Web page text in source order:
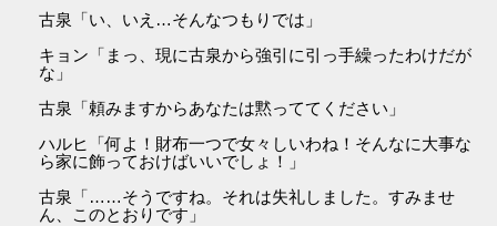
古泉「い、いえ…そんなつもりでは」
キョン「まっ、現に古泉から強引に引っ手繰ったわけだが
な」
古泉「頼みますからあなたは黙っててください」
ハルヒ「何よ！財布一つで女々しいわね！そんなに大事な
ら家に飾っておけばいいでしょ！」
古泉「……そうですね。それは失礼しました。すみませ
ん、このとおりです」